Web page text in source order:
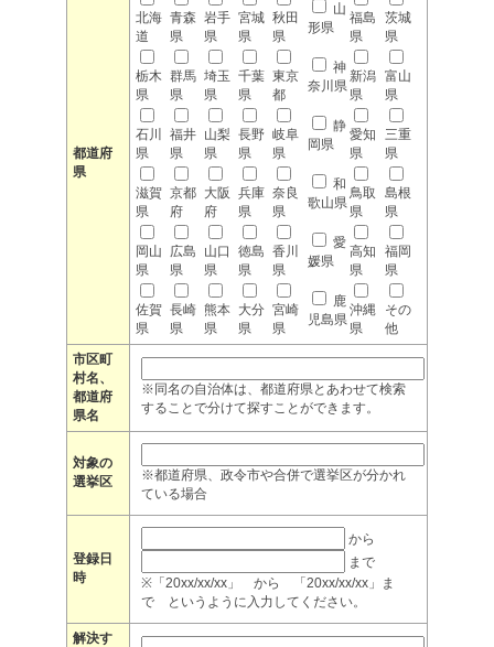
都道府
県
北海
道
青森
県
岩手
県
宮城
県
秋田
県
山
形県
福島
県
茨城
県
栃木
県
群馬
県
埼玉
県
千葉
県
東京
都
神
奈川県
新潟
県
富山
県
石川
県
福井
県
山梨
県
長野
県
岐阜
県
静
岡県
愛知
県
三重
県
滋賀
県
京都
府
大阪
府
兵庫
県
奈良
県
和
歌山県
鳥取
県
島根
県
岡山
県
広島
県
山口
県
徳島
県
香川
県
愛
媛県
高知
県
福岡
県
佐賀
県
長崎
県
熊本
県
大分
県
宮崎
県
鹿
児島県
沖縄
県
その
他
市区町
村名、
都道府
県名
※同名の自治体は、都道府県とあわせて検索
することで分けて探すことができます。
対象の
選挙区
※都道府県、政令市や合併で選挙区が分かれ
ている場合
登録日
時
から
まで
※「20xx/xx/xx」 から 「20xx/xx/xx」ま
で というように入力してください。
解決す